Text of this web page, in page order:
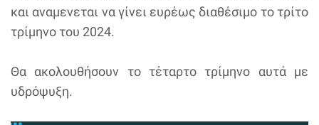
και αναμενεται να γίνει ευρέως διαθέσιμο το τρίτο
τρίμηνο του 2024.
Θα ακολουθήσουν το τέταρτο τρίμηνο αυτά με
υδρόψυξη.